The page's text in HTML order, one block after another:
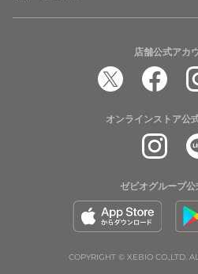
店舗公式アカ
オンラインストア公
ゼビオグループ公
COPYRIGHT © XEBIO CO.,LTD.